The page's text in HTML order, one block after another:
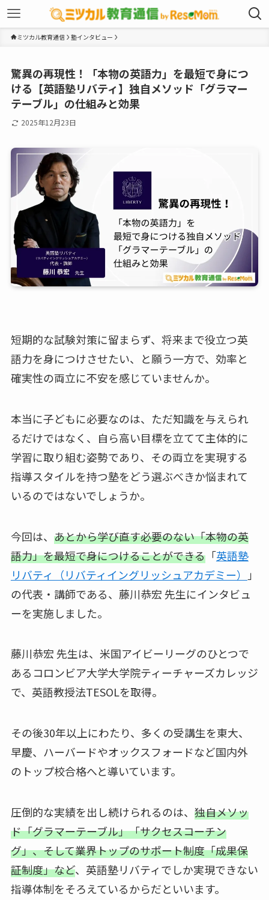
ミツカル教育通信 塾インタビュー
驚異の再現性！「本物の英語力」を最短で身につ
ける【英語塾リバティ】独自メソッド「グラマー
テーブル」の仕組みと効果
2025年12月23日
短期的な試験対策に留まらず、将来まで役立つ英
語力を身につけさせたい、と願う一方で、効率と
確実性の両立に不安を感じていませんか。
本当に子どもに必要なのは、ただ知識を与えられ
るだけではなく、自ら高い目標を立てて主体的に
学習に取り組む姿勢であり、その両立を実現する
指導スタイルを持つ塾をどう選ぶべきか悩まれて
いるのではないでしょうか。
今回は、 あとから学び直す必要のない「本物の英
語力」を最短で身につけることができる「英語塾
リバティ（リバティイングリッシュアカデミー）
」
の代表・講師である、藤川恭宏 先生にインタビュ
ーを実施しました。
藤川恭宏 先生は、米国アイビーリーグのひとつで
あるコロンビア大学大学院ティーチャーズカレッジ
で、英語教授法TESOLを取得。
その後30年以上にわたり、多くの受講生を東大、
早慶、ハーバードやオックスフォードなど国内外
のトップ校合格へと導いています。
圧倒的な実績を出し続けられるのは、 独自メソッ
ド「グラマーテーブル」「サクセスコーチン
グ」、そして業界トップのサポート制度「成果保
証制度」など、英語塾リバティでしか実現できない
指導体制をそろえているからだといいます。